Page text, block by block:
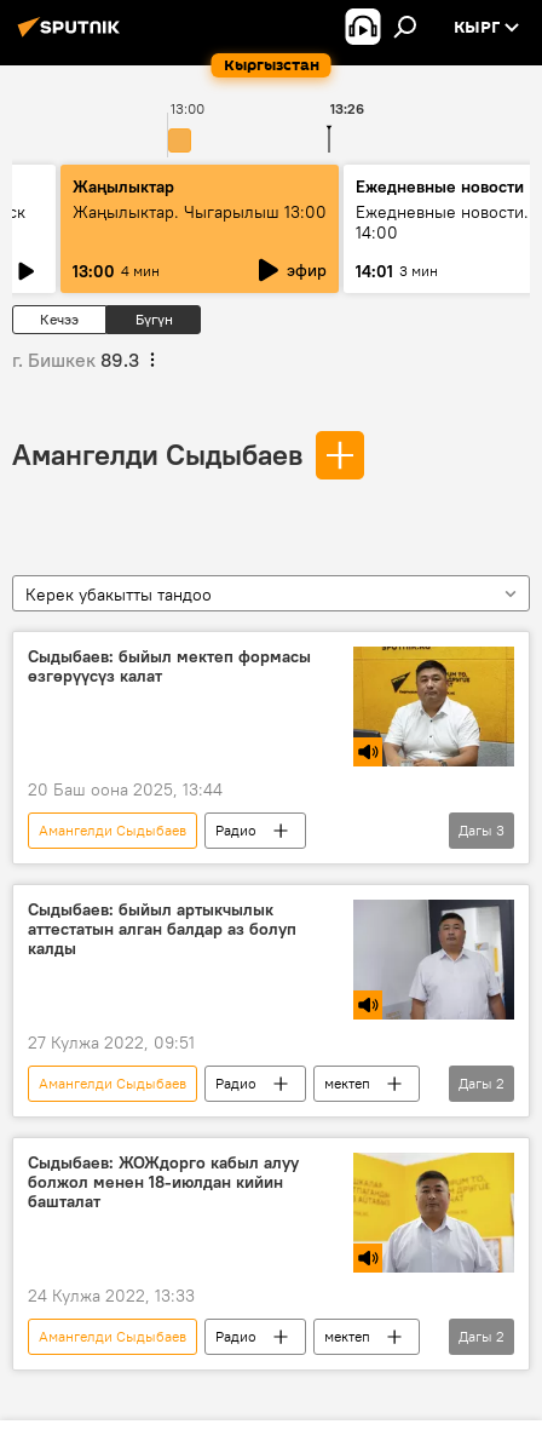
Кыргызстан
КЫРГ
13:00 13:26
Жаңылыктар
Жаңылыктар. Чыгарылыш 13:00
13:00 4 мин эфир
Ежедневные новости
Ежедневные новости.
14:00
14:01 3 мин
Кечээ Бүгүн
г. Бишкек 89.3
Амангелди Сыдыбаев
Керек убакытты тандоо
Сыдыбаев: быйыл мектеп формасы
өзгөрүүсүз калат
20 Баш оона 2025, 13:44
Амангелди Сыдыбаев
Радио
мектеп формасы
билим берүү
Кыргызстан
Дагы 3
Сыдыбаев: быйыл артыкчылык
аттестатын алган балдар аз болуп
калды
27 Кулжа 2022, 09:51
Амангелди Сыдыбаев Радио
мектеп
аттестат
"Алтын тамга" аттестаты
Дагы 2
Сыдыбаев: ЖОЖдорго кабыл алуу
болжол менен 18-июлдан кийин
башталат
24 Кулжа 2022, 13:33
Амангелди Сыдыбаев Радио
мектеп
аттестат
билим
Дагы 2